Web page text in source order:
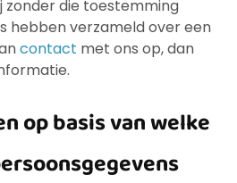
die toestemming
hebben verzameld over een
contact met ons op, dan
op basis van welke